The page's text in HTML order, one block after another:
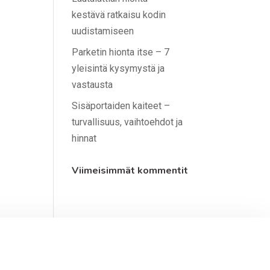
kestävä ratkaisu kodin
uudistamiseen
Parketin hionta itse – 7
yleisintä kysymystä ja
vastausta
Sisäportaiden kaiteet –
turvallisuus, vaihtoehdot ja
hinnat
Viimeisimmät kommentit